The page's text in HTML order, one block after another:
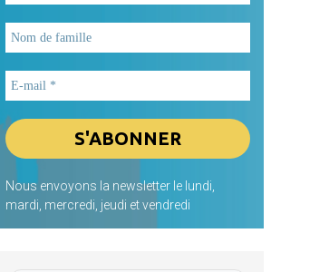
Nous envoyons la newsletter le lundi,
mardi, mercredi, jeudi et vendredi